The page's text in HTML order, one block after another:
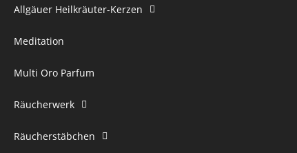
Allgäuer Heilkräuter-Kerzen
Meditation
Multi Oro Parfum
Räucherwerk
Räucherstäbchen